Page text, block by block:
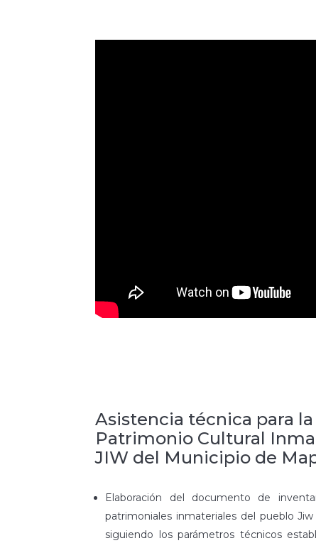
Asistencia técnica para
Patrimonio Cultural
JIW del Municipio de
Elaboración del documento de
patrimoniales inmateriales del pueblo
siguiendo los parámetros técnicos